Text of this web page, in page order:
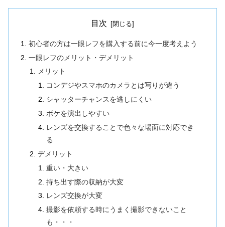
目次
初心者の方は一眼レフを購入する前に今一度考えよう
一眼レフのメリット・デメリット
メリット
コンデジやスマホのカメラとは写りが違う
シャッターチャンスを逃しにくい
ボケを演出しやすい
レンズを交換することで色々な場面に対応でき
る
デメリット
重い・大きい
持ち出す際の収納が大変
レンズ交換が大変
撮影を依頼する時にうまく撮影できないこと
も・・・